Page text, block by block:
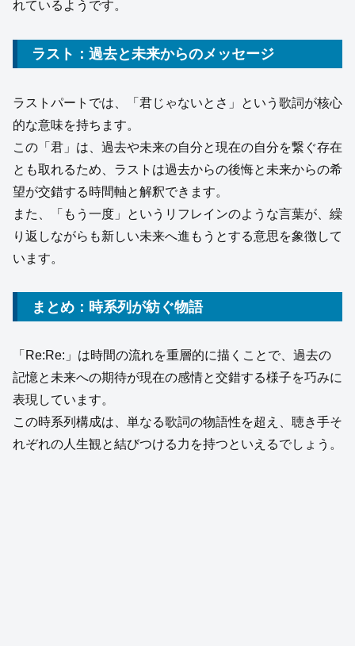
れているようです。
ラスト：過去と未来からのメッセージ
ラストパートでは、「君じゃないとさ」という歌詞が核心
的な意味を持ちます。
この「君」は、過去や未来の自分と現在の自分を繋ぐ存在
とも取れるため、ラストは過去からの後悔と未来からの希
望が交錯する時間軸と解釈できます。
また、「もう一度」というリフレインのような言葉が、繰
り返しながらも新しい未来へ進もうとする意思を象徴して
います。
まとめ：時系列が紡ぐ物語
「Re:Re:」は時間の流れを重層的に描くことで、過去の
記憶と未来への期待が現在の感情と交錯する様子を巧みに
表現しています。
この時系列構成は、単なる歌詞の物語性を超え、聴き手そ
れぞれの人生観と結びつける力を持つといえるでしょう。